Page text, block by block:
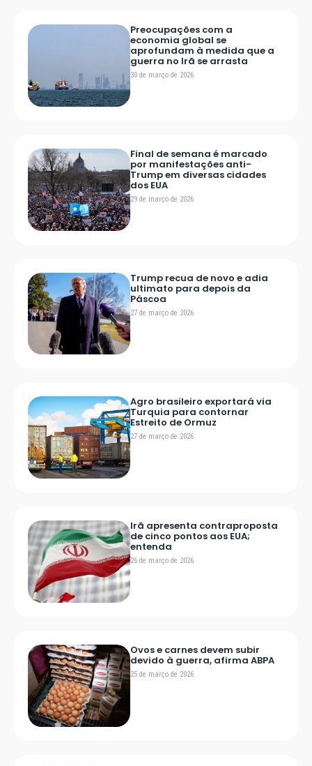
Preocupações com a
economia global se
aprofundam à medida que a
guerra no Irã se arrasta
30 de março de 2026
Final de semana é marcado
por manifestações anti-
Trump em diversas cidades
dos EUA
29 de março de 2026
Trump recua de novo e adia
ultimato para depois da
Páscoa
27 de março de 2026
Agro brasileiro exportará via
Turquia para contornar
Estreito de Ormuz
27 de março de 2026
Irã apresenta contraproposta
de cinco pontos aos EUA;
entenda
26 de março de 2026
Ovos e carnes devem subir
devido à guerra, afirma ABPA
25 de março de 2026